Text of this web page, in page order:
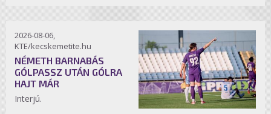
2026-08-06,
KTE/kecskemetite.hu
NÉMETH BARNABÁS
GÓLPASSZ UTÁN GÓLRA
HAJT MÁR
Interjú.